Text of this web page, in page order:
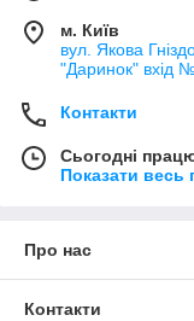
м. Київ
вул. Якова
"Даринок" вхід
Контакти
Сьогодні
Показати весь
Про нас
Контакти